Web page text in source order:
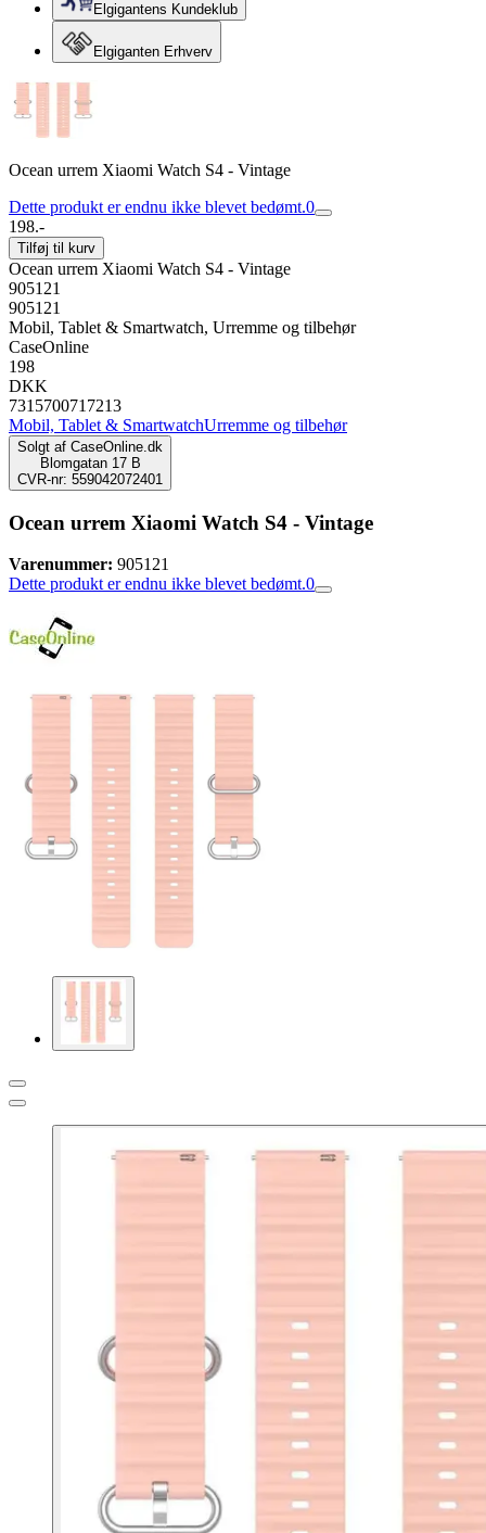
Elgigantens Kundeklub
Elgiganten Erhverv
Ocean urrem Xiaomi Watch S4 - Vintage
Dette produkt er endnu ikke blevet bedømt.0
198.-
Tilføj til kurv
Ocean urrem Xiaomi Watch S4 - Vintage
905121
905121
Mobil, Tablet & Smartwatch, Urremme og tilbehør
CaseOnline
198
DKK
7315700717213
Mobil, Tablet & SmartwatchUrremme og tilbehør
Solgt af CaseOnline.dk
Blomgatan 17 B
CVR-nr: 559042072401
Ocean urrem Xiaomi Watch S4 - Vintage
Varenummer: 905121
Dette produkt er endnu ikke blevet bedømt.0